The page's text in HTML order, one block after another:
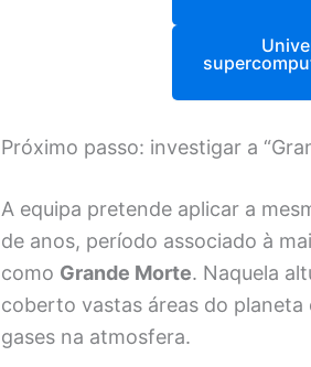
Próximo passo: investigar a
A equipa pretende aplicar a
de anos, período associado à
como Grande Morte. Naquela
coberto vastas áreas do
gases na atmosfera.